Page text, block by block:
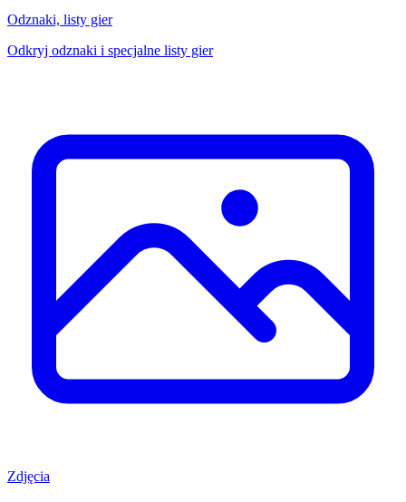
Odznaki, listy gier
Odkryj odznaki i specjalne listy gier
Zdjęcia